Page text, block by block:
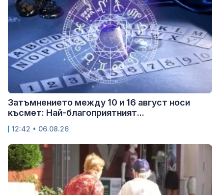
Затъмнението между 10 и 16 август носи
късмет: Най-благоприятният...
12:42 • 06.08.26